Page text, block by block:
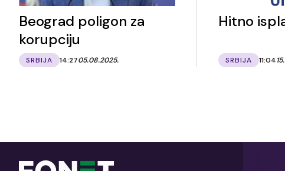
Beograd poligon za
korupciju
SRBIJA 14:2705.08.2025.
Hitno
SRBIJA 11:04